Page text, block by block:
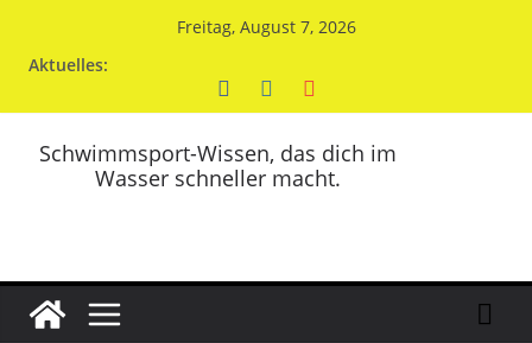
Freitag, August 7, 2026
Aktuelles:
Schwimmsport-Wissen, das dich im
Wasser schneller macht.